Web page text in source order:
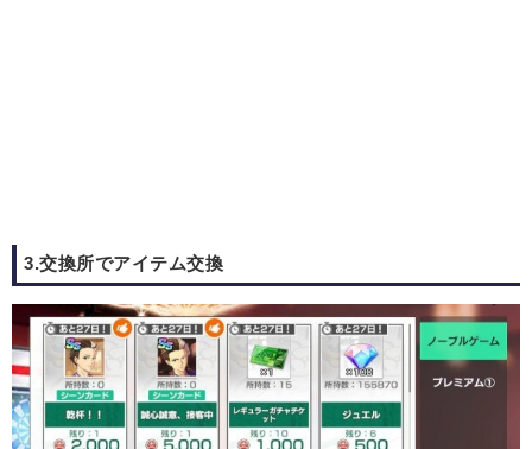
3.交換所でアイテム交換